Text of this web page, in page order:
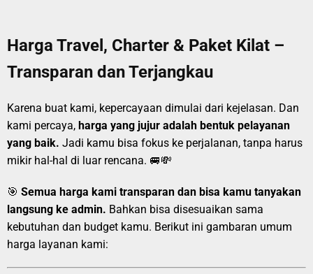
Harga Travel, Charter & Paket Kilat –
Transparan dan Terjangkau
Karena buat kami, kepercayaan dimulai dari kejelasan. Dan
kami percaya, harga yang jujur adalah bentuk pelayanan
yang baik. Jadi kamu bisa fokus ke perjalanan, tanpa harus
mikir hal-hal di luar rencana. 🚐💸
🎯 Semua harga kami transparan dan bisa kamu tanyakan
langsung ke admin. Bahkan bisa disesuaikan sama
kebutuhan dan budget kamu. Berikut ini gambaran umum
harga layanan kami: